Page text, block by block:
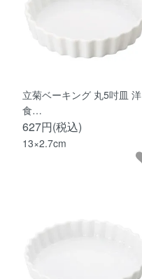
立菊ベーキング 丸5吋皿 洋
食…
627円(税込)
13×2.7cm